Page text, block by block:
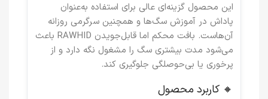
این محصول گزینه‌ای عالی برای استفاده به‌عنوان
پاداش در آموزش سگ‌ها و همچنین سرگرمی روزانه
آن‌هاست. بافت محکم اما قابل‌جویدن RAWHID باعث
می‌شود مدت بیشتری سگ را مشغول نگه دارد و از
پرخوری یا بی‌حوصلگی جلوگیری کند.
🔸 کاربرد محصول